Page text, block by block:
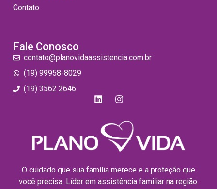
O cuidado que sua família merece e a proteção que
você precisa. Líder em assistência familiar na região.
Contato
Fale Conosco
contato@planovidaassistencia.com.br
(19) 99958-8029
(19) 3562 2646